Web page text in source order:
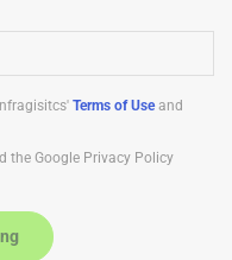
Terms of Useand
the Google Privacy Policy